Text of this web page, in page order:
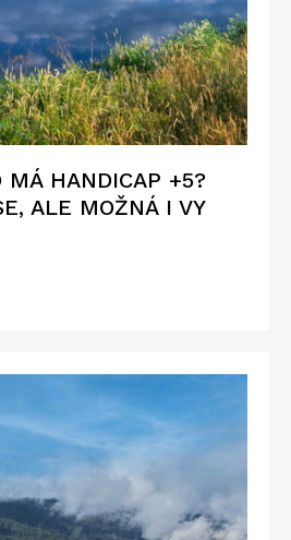
MÁ HANDICAP +5?
ALE MOŽNÁ I VY